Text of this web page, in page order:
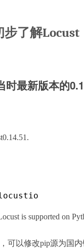
了解Locust
最新版本的
is supported on
可以修改pip源为国